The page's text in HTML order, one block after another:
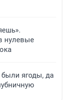
нулевые
ягоды, да